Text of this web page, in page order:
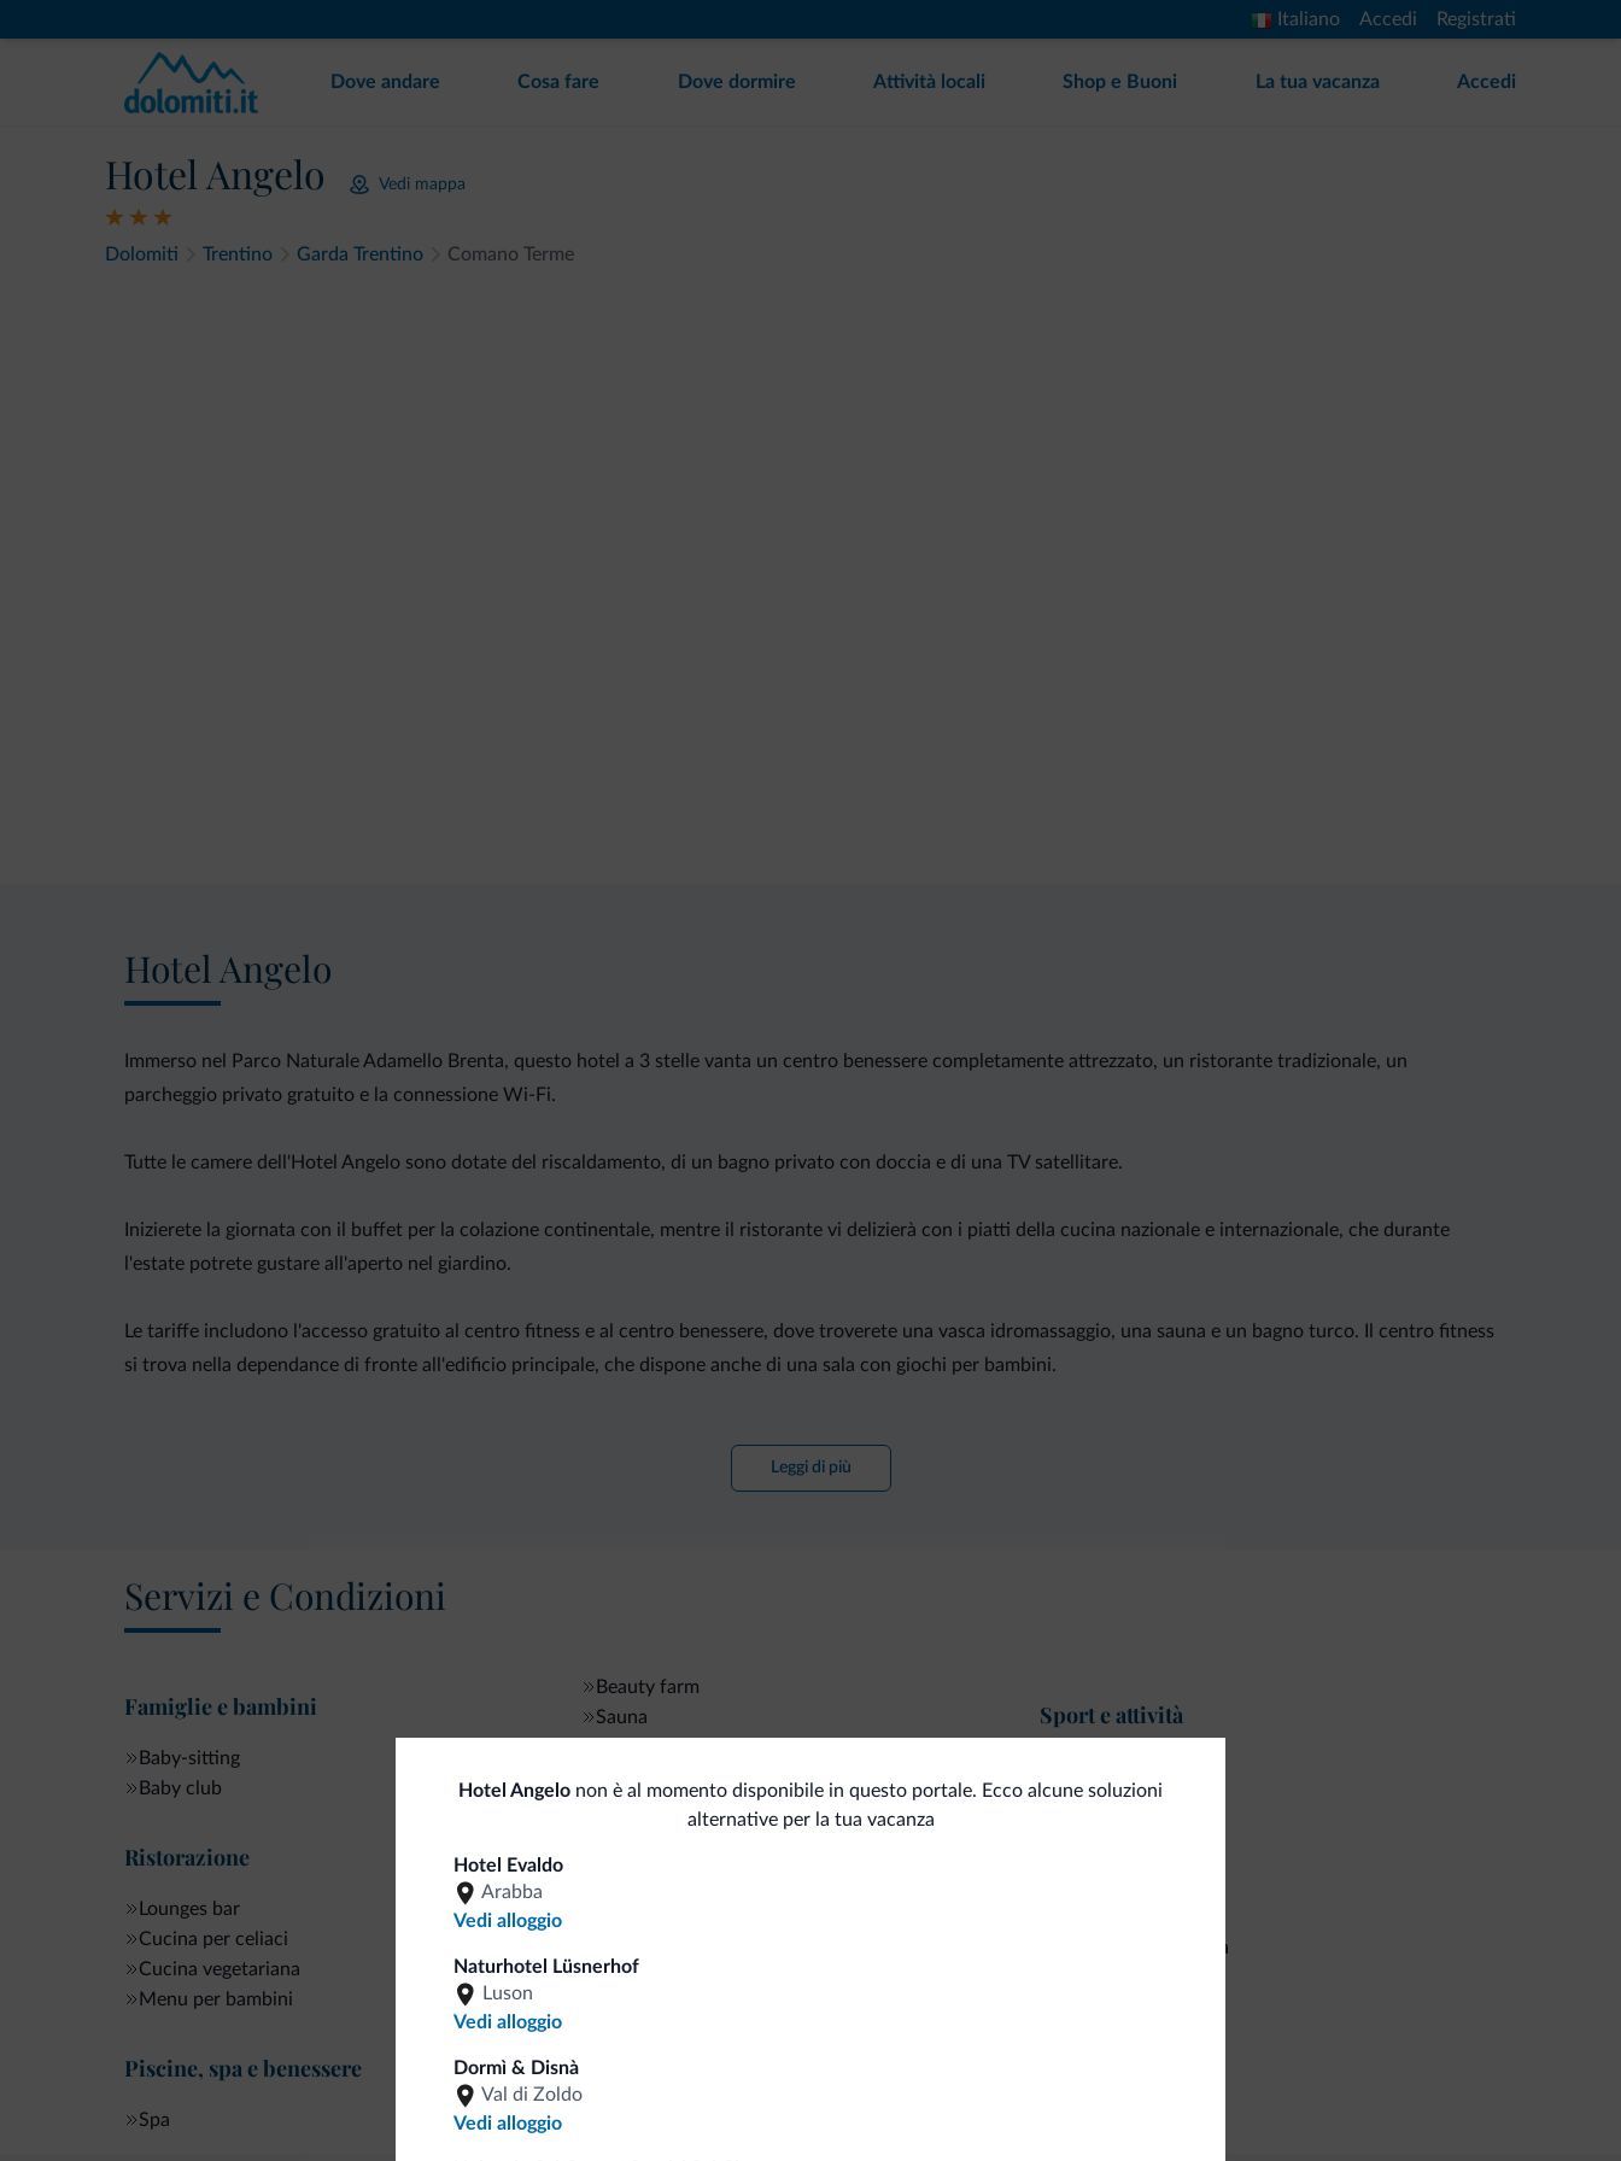
Italiano Accedi Registrati
Dove andare Cosa fare Dove dormire Attività locali Shop e Buoni La tua vacanza Accedi
Hotel Angelo Vedi mappa
Dolomiti Trentino Garda Trentino Comano Terme
Hotel Angelo
Immerso nel Parco Naturale Adamello Brenta, questo hotel a 3 stelle vanta un centro benessere completamente attrezzato, un ristorante tradizionale, un
parcheggio privato gratuito e la connessione Wi-Fi.
Tutte le camere dell'Hotel Angelo sono dotate del riscaldamento, di un bagno privato con doccia e di una TV satellitare.
Inizierete la giornata con il buffet per la colazione continentale, mentre il ristorante vi delizierà con i piatti della cucina nazionale e internazionale, che durante
l'estate potrete gustare all'aperto nel giardino.
Le tariffe includono l'accesso gratuito al centro fitness e al centro benessere, dove troverete una vasca idromassaggio, una sauna e un bagno turco. Il centro fitness
si trova nella dependance di fronte all'edificio principale, che dispone anche di una sala con giochi per bambini.
Leggi di più
Servizi e Condizioni
Famiglie e bambini
Baby-sitting
Baby club
Ristorazione
Lounges bar
Cucina per celiaci
Cucina vegetariana
Menu per bambini
Piscine, spa e benessere
Spa
Beauty farm
Sauna
Accessibilità
Sport e attività
Percorsi trekking
Cassetta di sicurezza
Hotel Angelo non è al momento disponibile in questo portale. Ecco alcune soluzioni
alternative per la tua vacanza
Hotel Evaldo
Arabba
Vedi alloggio
Naturhotel Lüsnerhof
Luson
Vedi alloggio
Dormì & Disnà
Val di Zoldo
Vedi alloggio